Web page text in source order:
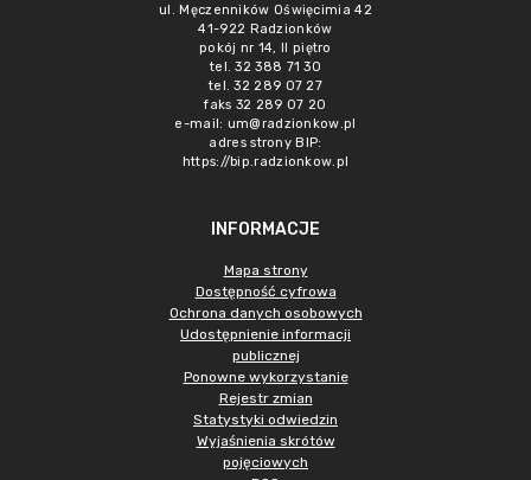
ul. Męczenników Oświęcimia 42
41-922 Radzionków
pokój nr 14, II piętro
tel. 32 388 71 30
tel. 32 289 07 27
faks 32 289 07 20
e-mail: um@radzionkow.pl
adres strony BIP:
https://bip.radzionkow.pl
INFORMACJE
Mapa strony
Dostępność cyfrowa
Ochrona danych osobowych
Udostępnienie informacji
publicznej
Ponowne wykorzystanie
Rejestr zmian
Statystyki odwiedzin
Wyjaśnienia skrótów
pojęciowych